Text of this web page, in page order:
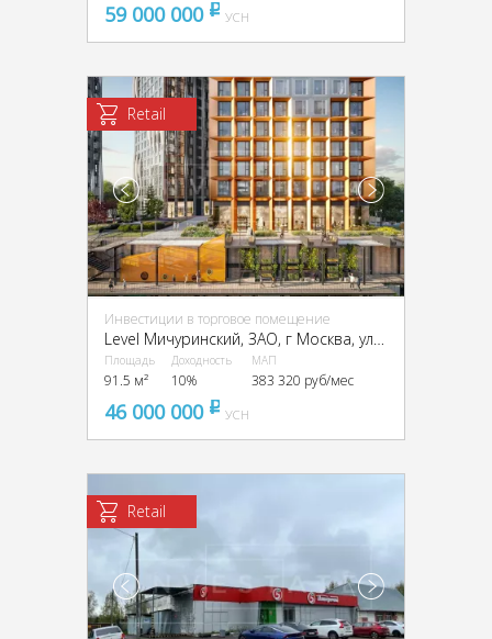
59 000 000 pуб
УСН
Retail
Инвестиции в торговое помещение
Площадь
91.5 м²
Доходность
10%
МАП
383 320 руб/мес
46 000 000 pуб
УСН
Retail